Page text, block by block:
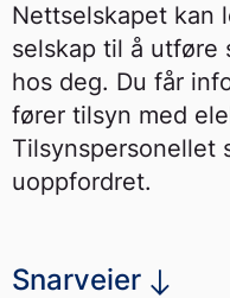
Nettselskapet kan
selskap til å utføre
hos deg. Du får
fører tilsyn med
Tilsynspersonellet
uoppfordret.
Snarveier